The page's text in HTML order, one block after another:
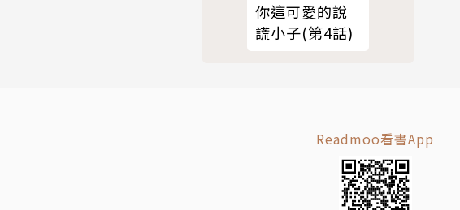
你這可愛的說
謊小子(第4話)
Readmoo看書App